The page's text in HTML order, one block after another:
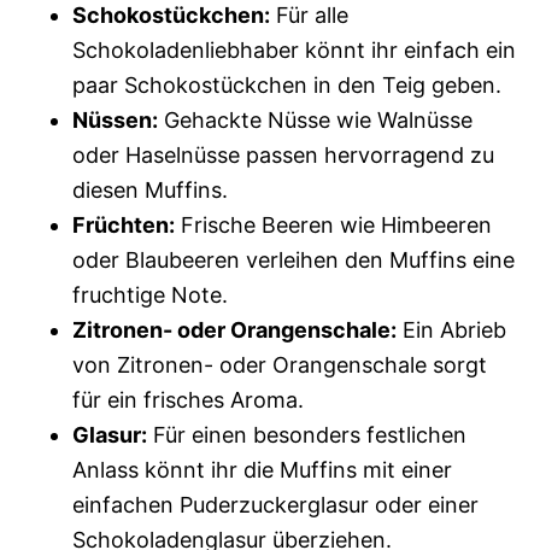
Schokostückchen: Für alle
Schokoladenliebhaber könnt ihr einfach ein
paar Schokostückchen in den Teig geben.
Nüssen: Gehackte Nüsse wie Walnüsse
oder Haselnüsse passen hervorragend zu
diesen Muffins.
Früchten: Frische Beeren wie Himbeeren
oder Blaubeeren verleihen den Muffins eine
fruchtige Note.
Zitronen- oder Orangenschale: Ein Abrieb
von Zitronen- oder Orangenschale sorgt
für ein frisches Aroma.
Glasur: Für einen besonders festlichen
Anlass könnt ihr die Muffins mit einer
einfachen Puderzuckerglasur oder einer
Schokoladenglasur überziehen.